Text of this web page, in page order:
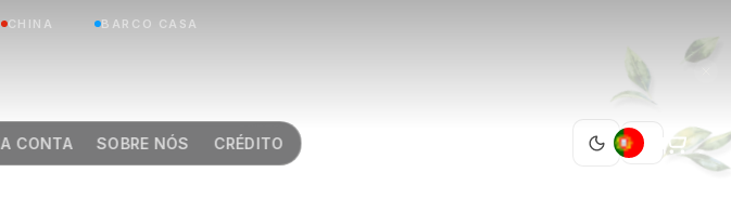
CHINA BARCO CASA
CONTA SOBRE NÓS CRÉDITO PT
2 QUARTOS